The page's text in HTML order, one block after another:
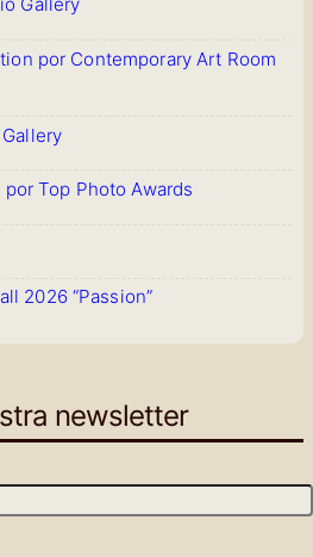
Gallery
por Contemporary Art Room
Top Photo Awards
2026 “Passion”
newsletter